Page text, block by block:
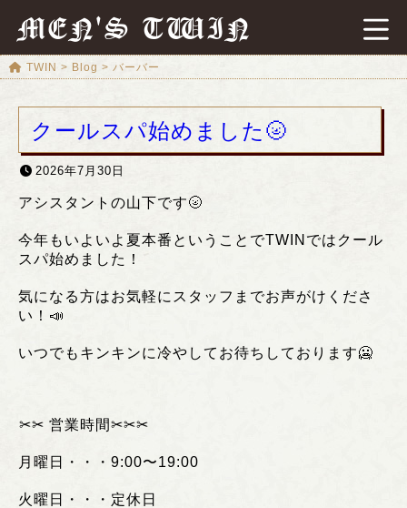
MEN'S TWIN
TWIN > Blog > バーバー
クールスパ始めました🌝
2026年7月30日
アシスタントの山下です🌝
今年もいよいよ夏本番ということでTWINではクール
スパ始めました！
気になる方はお気軽にスタッフまでお声がけくださ
い！📣
いつでもキンキンに冷やしてお待ちしております🥶
︎✂︎✂︎ 営業時間✂︎✂︎✂︎
月曜日・・・ 9:00〜19:00
火曜日・・・定休日